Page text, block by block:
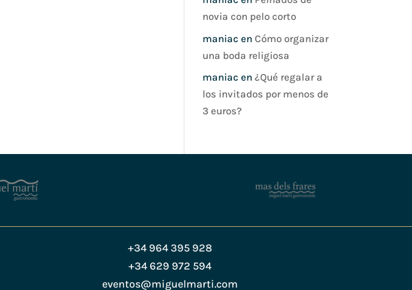
novia con pelo corto
maniac en Cómo organizar
una boda religiosa
maniac en ¿Qué regalar a
los invitados por menos de
3 euros?
+34 964 395 928
+34 629 972 594
eventos@miguelmarti.com